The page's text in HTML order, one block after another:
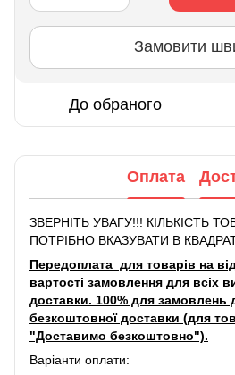
Замовити
До обраного
Оплата
ЗВЕРНІТЬ УВАГУ!!! КІЛЬКІСТЬ
ПОТРІБНО ВКАЗУВАТИ В
Передоплата для товарів на
вартості замовлення для всіх
доставки. 100% для замовлень
безкоштовної доставки (для
"Доставимо безкоштовно").
Варіанти оплати: